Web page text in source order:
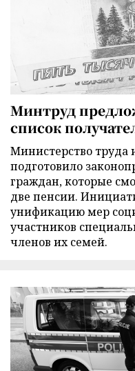
Минтруд
список
Министерство труда
подготовило
граждан, которые
две пенсии.
унификацию мер
участников
членов их семей.